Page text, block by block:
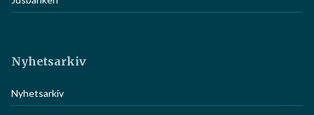
Jusbanken
Nyhetsarkiv